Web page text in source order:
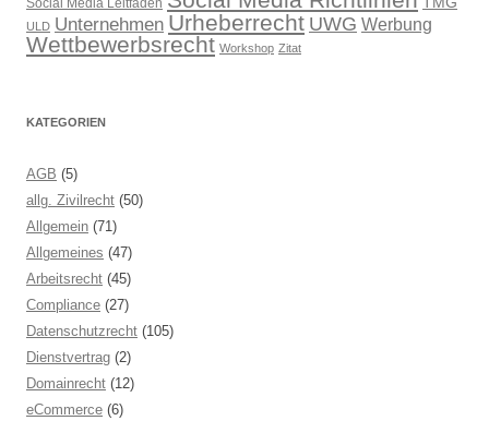
Social Media Leitfaden
ULD Unternehmen Urheberrecht UWG Werbung
Wettbewerbsrecht Workshop Zitat
KATEGORIEN
AGB (5)
allg. Zivilrecht (50)
Allgemein (71)
Allgemeines (47)
Arbeitsrecht (45)
Compliance (27)
Datenschutzrecht (105)
Dienstvertrag (2)
Domainrecht (12)
eCommerce (6)